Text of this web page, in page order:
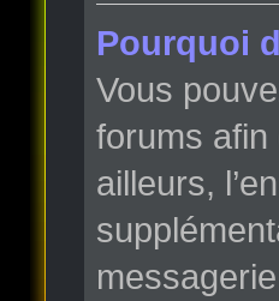
Pourquoi
Vous
forums afin
ailleurs,